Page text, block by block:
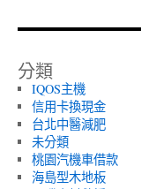
分類
IQOS主機
信用卡換現金
台北中醫減肥
未分類
桃園汽機車借款
海島型木地板